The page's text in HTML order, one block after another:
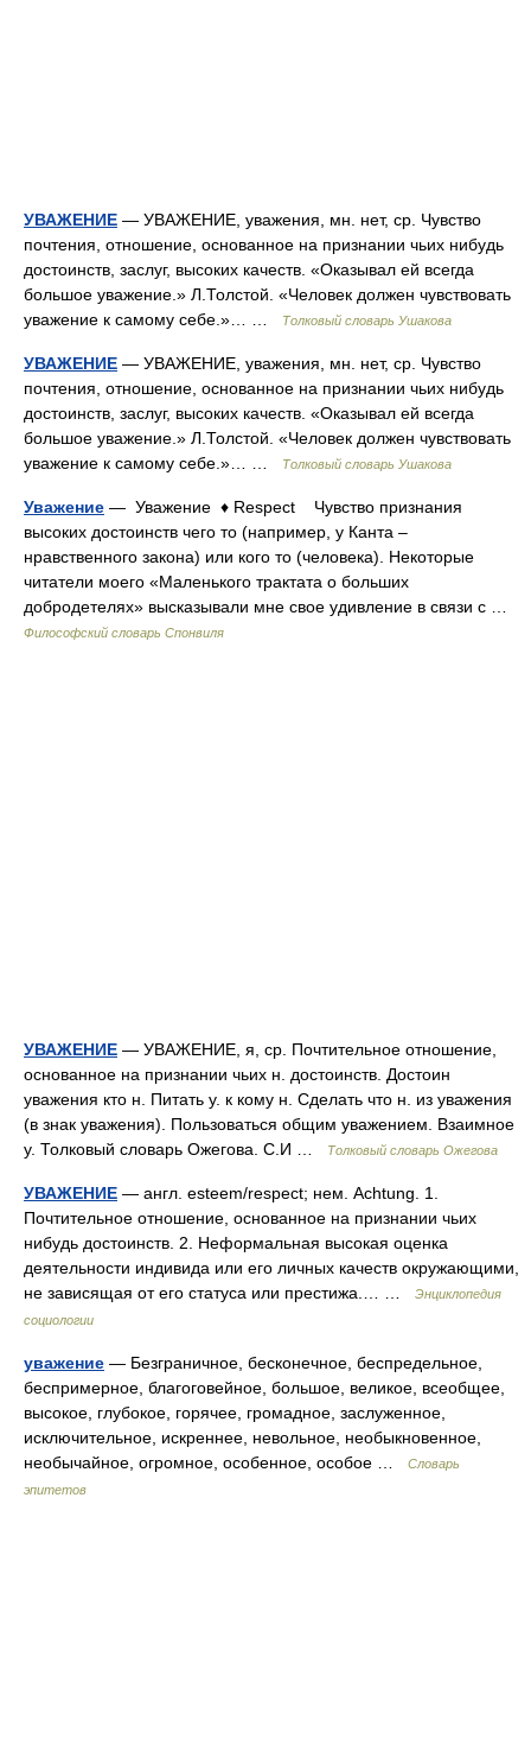
УВАЖЕНИЕ — УВАЖЕНИЕ, уважения, мн. нет, ср. Чувство
почтения, отношение, основанное на признании чьих нибудь
достоинств, заслуг, высоких качеств. «Оказывал ей всегда
большое уважение.» Л.Толстой. «Человек должен чувствовать
уважение к самому себе.»… …
Толковый словарь Ушакова
УВАЖЕНИЕ — УВАЖЕНИЕ, уважения, мн. нет, ср. Чувство
почтения, отношение, основанное на признании чьих нибудь
достоинств, заслуг, высоких качеств. «Оказывал ей всегда
большое уважение.» Л.Толстой. «Человек должен чувствовать
уважение к самому себе.»… …
Толковый словарь Ушакова
Уважение — Уважение ♦ Respect Чувство признания
высоких достоинств чего то (например, у Канта –
нравственного закона) или кого то (человека). Некоторые
читатели моего «Маленького трактата о больших
добродетелях» высказывали мне свое удивление в связи с …
Философский словарь Спонвиля
УВАЖЕНИЕ — УВАЖЕНИЕ, я, ср. Почтительное отношение,
основанное на признании чьих н. достоинств. Достоин
уважения кто н. Питать у. к кому н. Сделать что н. из уважения
(в знак уважения). Пользоваться общим уважением. Взаимное
у. Толковый словарь Ожегова. С.И …
Толковый словарь Ожегова
УВАЖЕНИЕ — англ. esteem/respect; нем. Achtung. 1.
Почтительное отношение, основанное на признании чьих
нибудь достоинств. 2. Неформальная высокая оценка
деятельности индивида или его личных качеств окружающими,
не зависящая от его статуса или престижа.… …
Энциклопедия
социологии
уважение — Безграничное, бесконечное, беспредельное,
беспримерное, благоговейное, большое, великое, всеобщее,
высокое, глубокое, горячее, громадное, заслуженное,
исключительное, искреннее, невольное, необыкновенное,
необычайное, огромное, особенное, особое …
Словарь
эпитетов